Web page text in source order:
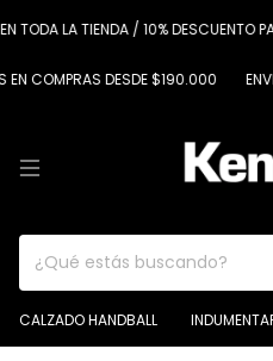
LA TIENDA / 10% DESCUENTO
DESDE $190.000 ENVIO
CALZADO HANDBALL